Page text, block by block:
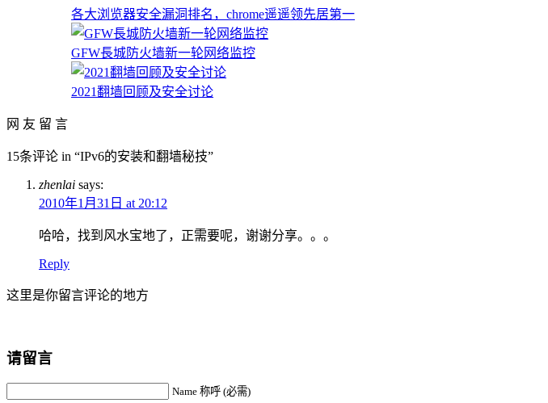
各大浏览器安全漏洞排名，chrome遥遥领先居第一
GFW長城防火墙新一轮网络监控
2021翻墙回顾及安全讨论
网 友 留 言
15条评论 in “IPv6的安装和翻墙秘技”
zhenlai says:
2010年1月31日 at 20:12
哈哈，找到风水宝地了，正需要呢，谢谢分享。。。
Reply
这里是你留言评论的地方
请留言
Name 称呼 (必需)